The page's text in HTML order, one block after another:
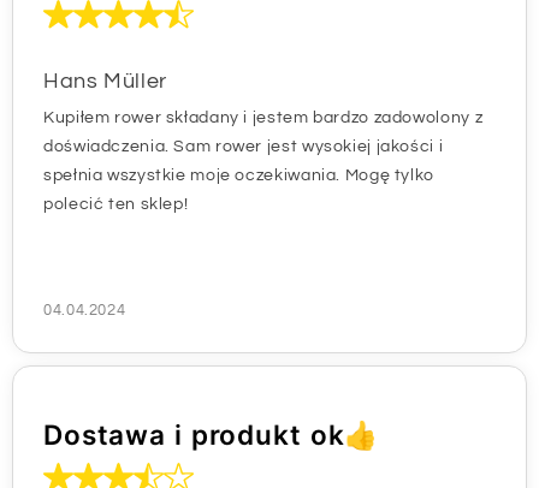
Hans Müller
Kupiłem rower składany i jestem bardzo zadowolony z
doświadczenia. Sam rower jest wysokiej jakości i
spełnia wszystkie moje oczekiwania. Mogę tylko
polecić ten sklep!
04.04.2024
Dostawa i produkt ok👍